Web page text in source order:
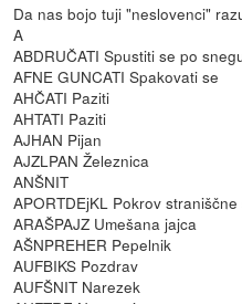
Da nas bojo tuji "neslovenci"
A
ABDRUČATI Spustiti se po
AFNE GUNCATI Spakovati se
AHČATI Paziti
AHTATI Paziti
AJHAN Pijan
AJZLPAN Železnica
ANŠNIT
APORTDEjKL Pokrov straniščne
ARAŠPAJZ Umešana jajca
AŠNPREHER Pepelnik
AUFBIKS Pozdrav
AUFŠNIT Narezek